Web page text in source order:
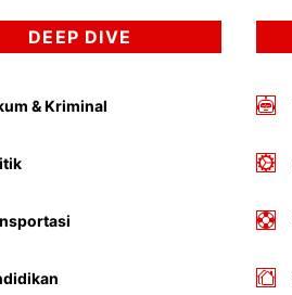
DEEP DIVE
& Kriminal